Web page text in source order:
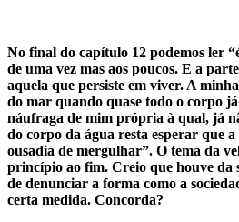
No final do capítulo 12 podemos ler
de uma vez mas aos poucos. E a
aquela que persiste em viver. A
do mar quando quase todo o corpo
náufraga de mim própria à qual, já
do corpo da água resta esperar que
ousadia de mergulhar”. O tema da
princípio ao fim. Creio que houve da
de denunciar a forma como a
certa medida. Concorda?